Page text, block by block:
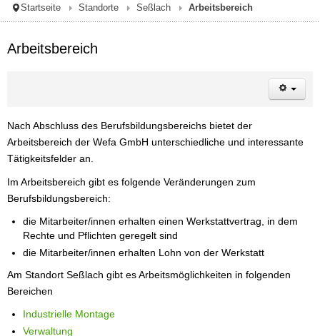
Startseite Standorte Seßlach Arbeitsbereich
Arbeitsbereich
Nach Abschluss des Berufsbildungsbereichs bietet der
Arbeitsbereich der Wefa GmbH unterschiedliche und interessante
Tätigkeitsfelder an.
Im Arbeitsbereich gibt es folgende Veränderungen zum
Berufsbildungsbereich:
die Mitarbeiter/innen erhalten einen Werkstattvertrag, in dem
Rechte und Pflichten geregelt sind
die Mitarbeiter/innen erhalten Lohn von der Werkstatt
Am Standort Seßlach gibt es Arbeitsmöglichkeiten in folgenden
Bereichen
Industrielle Montage
Verwaltung